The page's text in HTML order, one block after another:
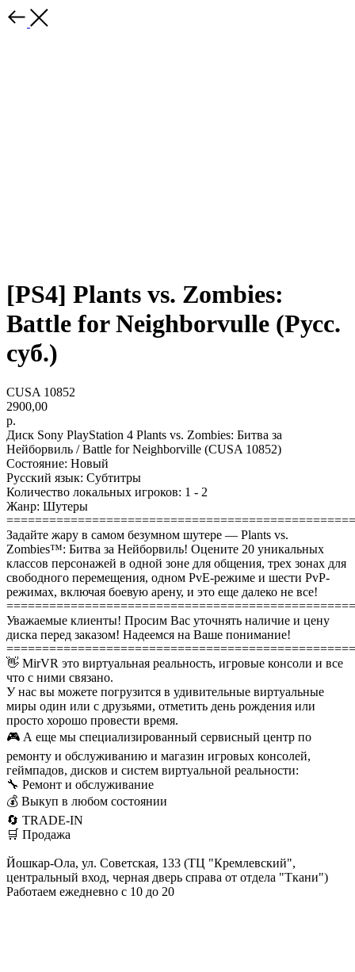
[PS4] Plants vs. Zombies:
Battle for Neighborvulle (Русс.
суб.)
CUSA 10852
2900,00
р.
Диск Sony PlayStation 4 Plants vs. Zombies: Битва за
Нейборвиль / Battle for Neighborville (CUSA 10852)
Состояние: Новый
Русский язык: Cубтитры
Количество локальных игроков: 1 - 2
Жанр: Шутеры
Задайте жару в самом безумном шутере — Plants vs.
Zombies™: Битва за Нейборвиль! Оцените 20 уникальных
классов персонажей в одной зоне для общения, трех зонах для
свободного перемещения, одном PvE-режиме и шести PvP-
режимах, включая боевую арену, и это еще далеко не все!
Уважаемые клиенты! Просим Вас уточнять наличие и цену
диска перед заказом! Надеемся на Ваше понимание!
👋 MirVR это виртуальная реальность, игровые консоли и все
что с ними связано.
У нас вы можете погрузится в удивительные виртуальные
миры один или с друзьями, отметить день рождения или
просто хорошо провести время.
🎮 А еще мы специализированный сервисный центр по
ремонту и обслуживанию и магазин игровых консолей,
геймпадов, дисков и систем виртуальной реальности:
🔧 Ремонт и обслуживание
💰 Выкуп в любом состоянии
🔄 TRADE-IN
🛒 Продажа
Йошкар-Ола, ул. Советская, 133 (ТЦ "Кремлевский",
центральный вход, черная дверь справа от отдела "Ткани")
Работаем ежедневно с 10 до 20